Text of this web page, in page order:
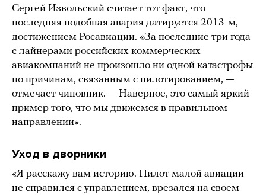
Сергей Извольский считает тот факт, что
последняя подобная авария датируется 2013-м,
достижением Росавиации. «За последние три года
с лайнерами российских коммерческих
авиакомпаний не произошло ни одной катастрофы
по причинам, связанным с пилотированием, —
отмечает чиновник. — Наверное, это самый яркий
пример того, что мы движемся в правильном
направлении».
Уход в дворники
«Я расскажу вам историю. Пилот малой авиации
не справился с управлением, врезался на своем